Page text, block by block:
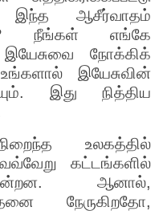
இந்த ஆசீர்வாதம்
நீங்கள் எங்கே
இயேசுவை நோக்கிக்
இயேசுவின்
இது நித்திய
உலகத்தில்
கட்டங்களில்
ஆனால்,
நேருகிறதோ,